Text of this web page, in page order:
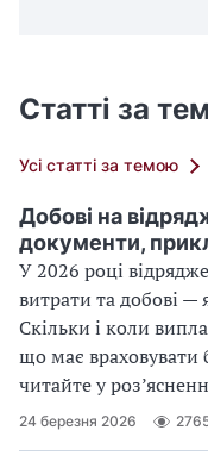
Статті за
Усі статті за темою
Добові на
документи,
У 2026 році
витрати та добові —
Скільки і коли
що має враховувати
читайте у
24 березня 2026